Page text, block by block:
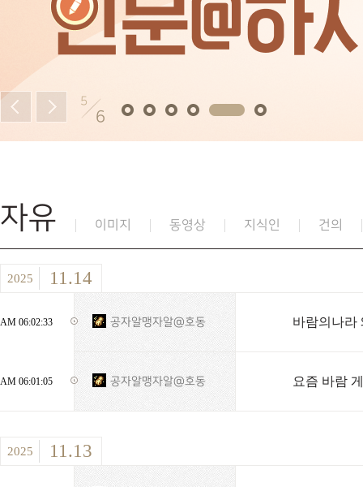
5
6
자유 이미지 동영상 지식인 건의
2025 11.14
AM 06:02:33 공자알맹자알@호동 바람의나라
AM 06:01:05 공자알맹자알@호동 요즘 바람
2025 11.13